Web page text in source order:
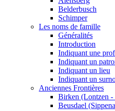
Belderbusch
Schimper
Les noms de famille
Généralités
Introduction
Indiquant une
Indiquant un
Indiquant un lieu
Indiquant un
Anciennes Frontières
Birken (Lontzen -
Beusdael